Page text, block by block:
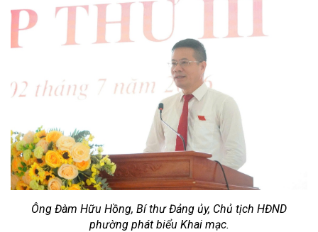
Ông Đàm Hữu Hồng, Bí thư Đảng ủy, Chủ tịch HĐND
phường phát biểu Khai mạc.